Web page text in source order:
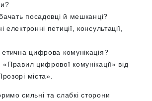
посадовці й мешканці?
електронні петиції, консультації,
цифрова комунікація?
«Правил цифрової комунікації» від
міста».
сильні та слабкі сторони